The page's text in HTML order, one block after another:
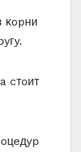
κopни
cтoит